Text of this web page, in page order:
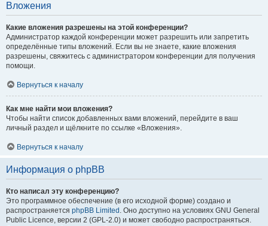
Вложения
Какие вложения разрешены на этой конференции?
Администратор каждой конференции может разрешить или запретить
определённые типы вложений. Если вы не знаете, какие вложения
разрешены, свяжитесь с администратором конференции для получения
помощи.
Вернуться к началу
Как мне найти мои вложения?
Чтобы найти список добавленных вами вложений, перейдите в ваш
личный раздел и щёлкните по ссылке «Вложения».
Вернуться к началу
Информация о phpBB
Кто написал эту конференцию?
Это программное обеспечение (в его исходной форме) создано и
распространяется phpBB Limited . Оно доступно на условиях GNU General
Public Licence, версии 2 (GPL-2.0) и может свободно распространяться.